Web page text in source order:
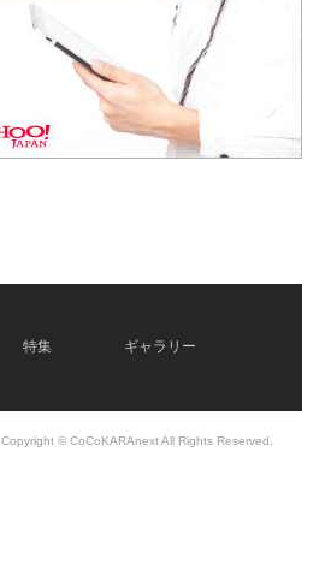
特集 ギャラリー
Copyright © CoCoKARAnext All Rights Reserved.